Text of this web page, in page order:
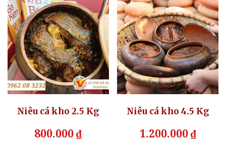
Niêu cá kho 2.5 Kg
800.000₫
Niêu cá kho 4.5 Kg
1.200.000 ₫